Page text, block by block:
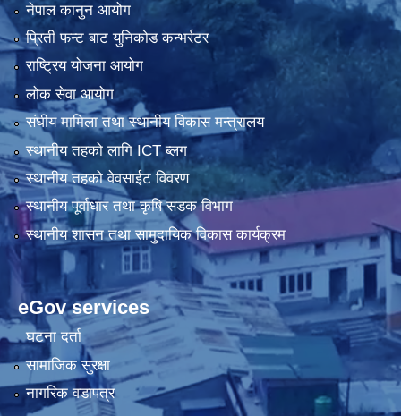
नेपाल कानुन आयोग
प्रिती फन्ट बाट युनिकोड कन्भर्रटर
राष्ट्रिय योजना आयोग
लोक सेवा आयोग
संघीय मामिला तथा स्थानीय विकास मन्त्रालय
स्थानीय तहको लागि ICT ब्लग
स्थानीय तहको वेवसाईट विवरण
स्थानीय पूर्वाधार तथा कृषि सडक विभाग
स्थानीय शासन तथा सामुदायिक विकास कार्यक्रम
eGov services
घटना दर्ता
सामाजिक सुरक्षा
नागरिक वडापत्र